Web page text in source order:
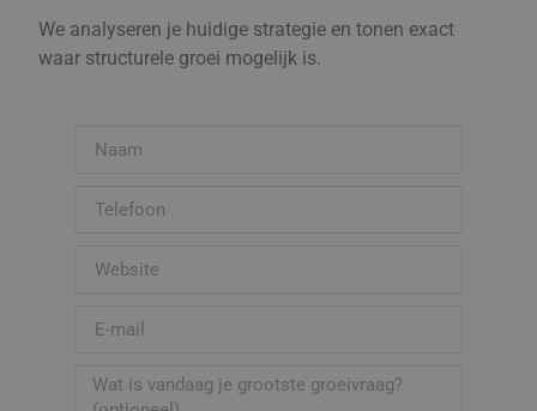
We analyseren je huidige strategie en tonen exact
waar structurele groei mogelijk is.